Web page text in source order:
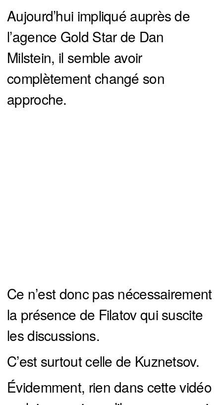
Aujourd’hui impliqué auprès de
l’agence Gold Star de Dan
Milstein, il semble avoir
complètement changé son
approche.
Ce n’est donc pas nécessairement
la présence de Filatov qui suscite
les discussions.
C’est surtout celle de Kuznetsov.
Évidemment, rien dans cette vidéo